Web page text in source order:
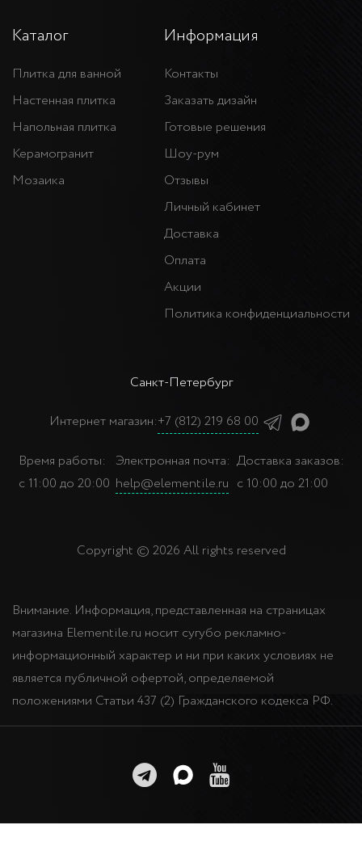
Санкт-Петербург
Интернет магазин:+7 (812) 219 68 00
Время работы:
с 11:00 до 20:00
Электронная почта:
help@elementile.ru
Доставка заказов:
с 10:00 до 21:00
Каталог
Плитка для ванной
Настенная плитка
Напольная плитка
Керамогранит
Мозаика
Информация
Контакты
Заказать дизайн
Готовые решения
Шоу-рум
Отзывы
Личный кабинет
Доставка
Оплата
Акции
Политика конфиденциальности
Copyright © 2026 All rights reserved
Внимание. Информация, представленная на страницах
магазина Elementile.ru носит сугубо рекламно-
информационный характер и ни при каких условиях не
является публичной офертой, определяемой
положениями Статьи 437 (2) Гражданского кодекса РФ.